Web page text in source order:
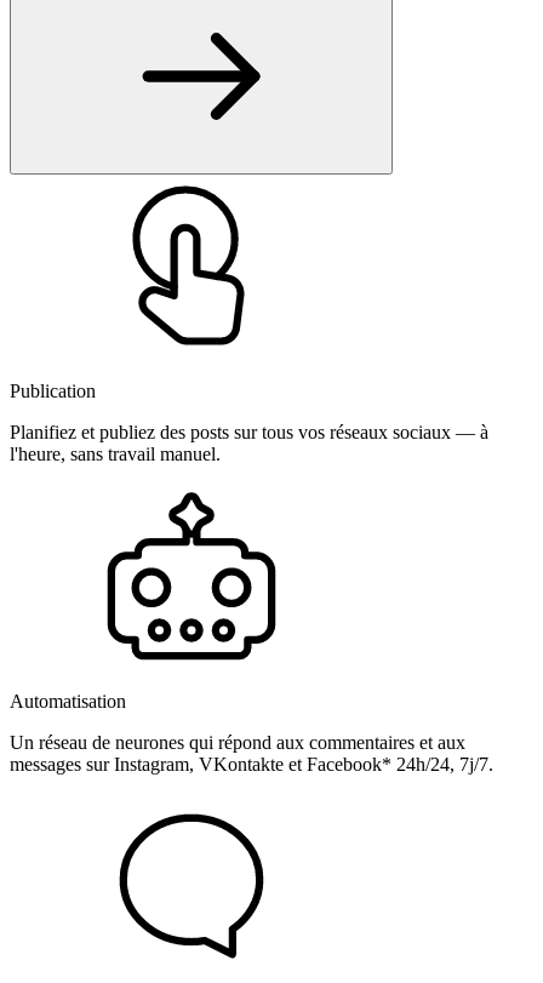
Publication
Planifiez et publiez des posts sur tous vos réseaux sociaux — à
l'heure, sans travail manuel.
Automatisation
Un réseau de neurones qui répond aux commentaires et aux
messages sur Instagram, VKontakte et Facebook* 24h/24, 7j/7.